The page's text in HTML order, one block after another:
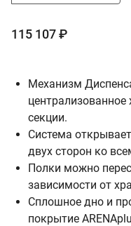
115 107 ₽
Механизм
централизованное
секции.
Система
двух сторон ко
Полки можно
зависимости от
Сплошное дно и
покрытие